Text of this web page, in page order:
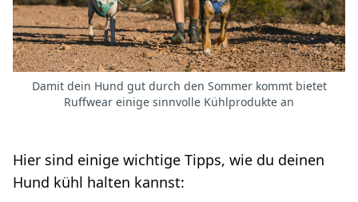
Damit dein Hund gut durch den Sommer kommt bietet
Ruffwear einige sinnvolle Kühlprodukte an
Hier sind einige wichtige Tipps, wie du deinen
Hund kühl halten kannst: